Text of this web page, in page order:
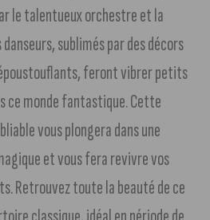
le talentueux orchestre et la
sublimés par des décors
feront vibrer petits
ce monde fantastique. Cette
vous plongera dans une
et vous fera revivre vos
Retrouvez toute la beauté de ce